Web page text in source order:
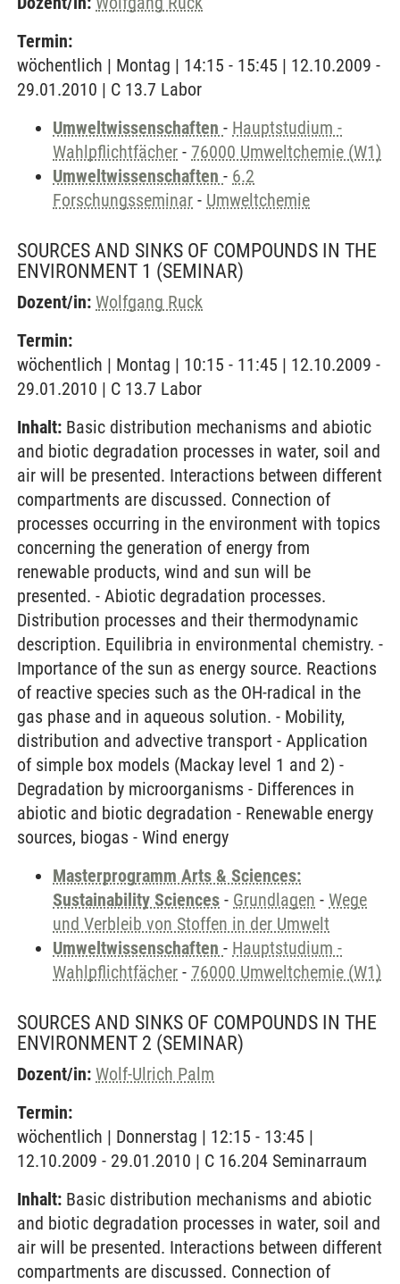
Termin:
wöchentlich | Montag | 14:15 - 15:45 | 12.10.2009 -
29.01.2010 | C 13.7 Labor
Umweltwissenschaften - Hauptstudium -
Wahlpflichtfächer - 76000 Umweltchemie (W1)
Umweltwissenschaften - 6.2
Forschungsseminar - Umweltchemie
SOURCES AND SINKS OF COMPOUNDS IN THE
ENVIRONMENT 1 (SEMINAR)
Dozent/in: Wolfgang Ruck
Termin:
wöchentlich | Montag | 10:15 - 11:45 | 12.10.2009 -
29.01.2010 | C 13.7 Labor
Inhalt: Basic distribution mechanisms and abiotic
and biotic degradation processes in water, soil and
air will be presented. Interactions between different
compartments are discussed. Connection of
processes occurring in the environment with topics
concerning the generation of energy from
renewable products, wind and sun will be
presented. - Abiotic degradation processes.
Distribution processes and their thermodynamic
description. Equilibria in environmental chemistry. -
Importance of the sun as energy source. Reactions
of reactive species such as the OH-radical in the
gas phase and in aqueous solution. - Mobility,
distribution and advective transport - Application
of simple box models (Mackay level 1 and 2) -
Degradation by microorganisms - Differences in
abiotic and biotic degradation - Renewable energy
sources, biogas - Wind energy
Masterprogramm Arts & Sciences:
Sustainability Sciences - Grundlagen - Wege
und Verbleib von Stoffen in der Umwelt
Umweltwissenschaften - Hauptstudium -
Wahlpflichtfächer - 76000 Umweltchemie (W1)
SOURCES AND SINKS OF COMPOUNDS IN THE
ENVIRONMENT 2 (SEMINAR)
Dozent/in: Wolf-Ulrich Palm
Termin:
wöchentlich | Donnerstag | 12:15 - 13:45 |
12.10.2009 - 29.01.2010 | C 16.204 Seminarraum
Inhalt: Basic distribution mechanisms and abiotic
and biotic degradation processes in water, soil and
air will be presented. Interactions between different
compartments are discussed. Connection of